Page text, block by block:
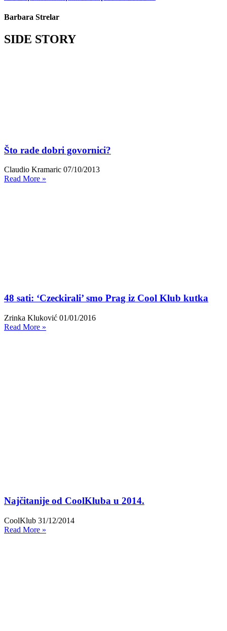
Barbara Strelar
SIDE STORY
Što rade dobri govornici?
Claudio Kramaric 07/10/2013
Read More »
48 sati: ‘Czeckirali’ smo Prag iz Cool Klub kutka
Zrinka Kluković 01/01/2016
Read More »
Najčitanije od CoolKluba u 2014.
CoolKlub 31/12/2014
Read More »